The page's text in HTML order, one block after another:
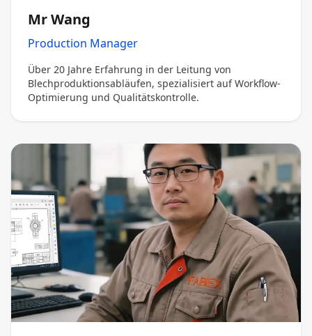
Mr Wang
Production Manager
Über 20 Jahre Erfahrung in der Leitung von
Blechproduktionsabläufen, spezialisiert auf Workflow-
Optimierung und Qualitätskontrolle.